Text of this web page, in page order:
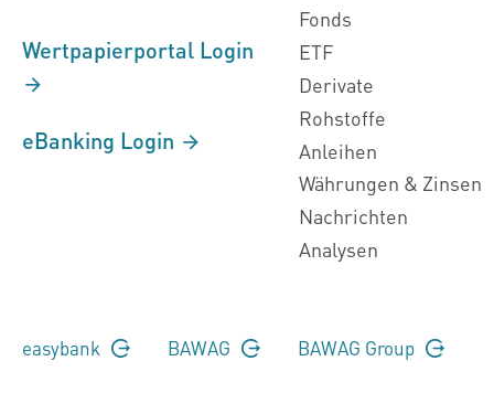
Wertpapierportal Login
eBanking Login
Fonds
ETF
Derivate
Rohstoffe
Anleihen
Währungen & Zinsen
Nachrichten
Analysen
easybank BAWAG BAWAG Group